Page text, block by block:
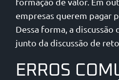
empresas querem pagar
Dessa forma, a discussão
junto da discussão de
ERROS